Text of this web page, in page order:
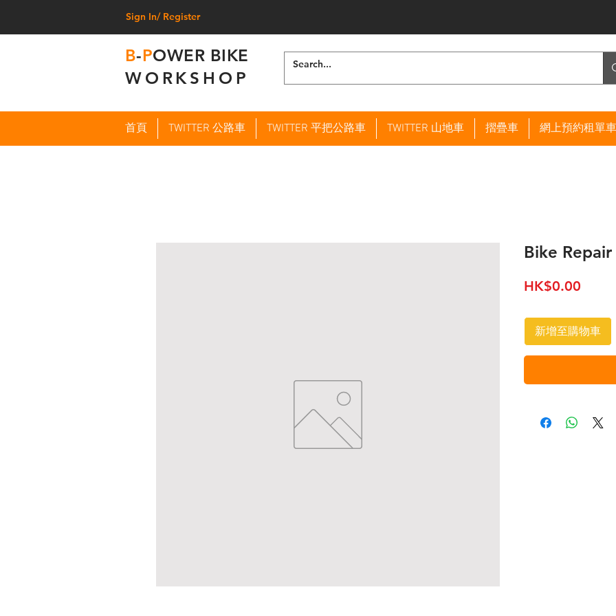
Sign In/ Register
B-POWER BIKE
WORKSHOP
首頁 TWITTER 公路車 TWITTER 平把公路車 TWITTER 山地車 摺疊車 網上預約租單車
Bike
HK$0.00
新增至購物車